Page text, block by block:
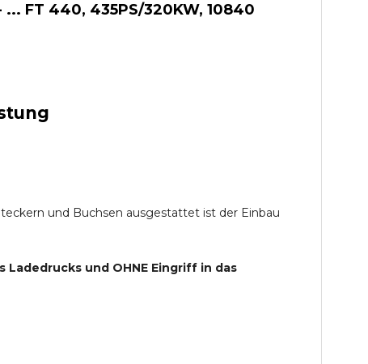
FT 440, 435PS/320KW, 10840
und Buchsen ausgestattet ist der Einbau
Ladedrucks und OHNE Eingriff in das